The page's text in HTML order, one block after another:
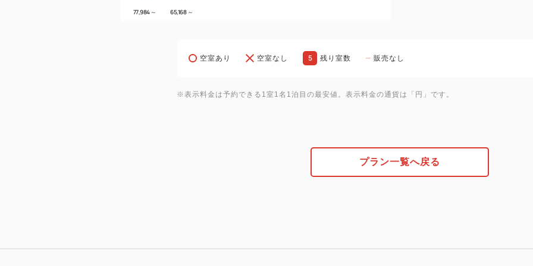
・朝食付き
23:00／L.O.22:30）
77,984 ～ 65,168 ～
空室あり 空室なし 5 残り室数 販売なし
※表示料金は予約できる1室1名1泊目の最安値。表示料金の通貨は「円」です。
プラン一覧へ戻る